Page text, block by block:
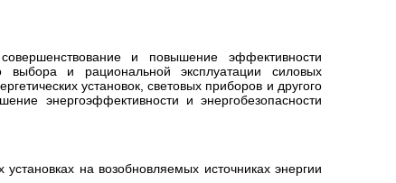
и повышение эффективности
выбора и рациональной эксплуатации силовых
установок, световых приборов и другого
энергоэффективности и энергобезопасности
на возобновляемых источниках энергии